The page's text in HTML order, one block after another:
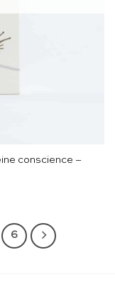
conscience –
6